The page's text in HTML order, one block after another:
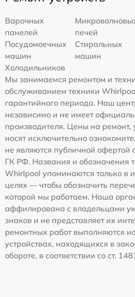
Варочных
панелей
печей
Посудомоечных
машин
Стиральных
машин
Холодильников
Мы занимаемся ремонтом и
обслуживанием техники
гарантийного периода. Наш
независимо и не имеет
производителя. Цены на ремонт,
носят исключительно
не являются публичной офертой
ГК РФ. Названия и обозначения
Whirlpool упоминаются только
целях — чтобы обозначить
которой мы работаем. Наша
аффилирована с владельцами
знаков и не представляет их
ремонтных работ выполняются
устройствах, находящихся в
обороте, в соответствии со ст.